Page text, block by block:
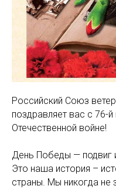
Российский Союз
поздравляет вас с 76-
Отечественной войне!
День Победы — подвиг
Это наша история –
страны. Мы никогда не